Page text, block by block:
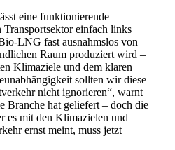
eine funktionierende
einfach links
LNG fast ausnahmslos von
Raum produziert wird –
Klimaziele und dem klaren
sollten wir diese
nicht ignorieren“, warnt
Branche hat geliefert – doch die
es mit den Klimazielen und
ernst meint, muss jetzt